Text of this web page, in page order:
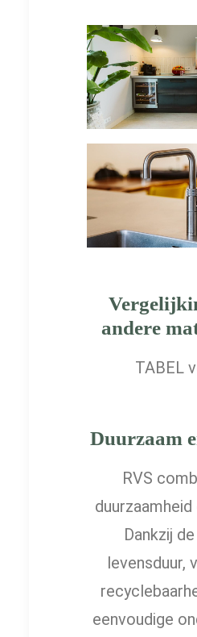
andere
TABEL
Duurzaam
RVS
duurzaamheid
Dankzij
levensduur,
eenvoudige